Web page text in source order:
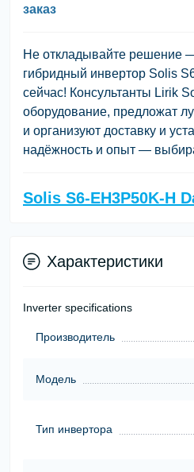
заказ
Не откладывайте решение
гибридный инвертор Solis
сейчас! Консультанты Lirik
оборудование, предложат
и организуют доставку и
надёжность и опыт —
Solis S6-EH3P50K-H
Характеристики
Inverter specifications
Производитель
Модель
Тип инвертора